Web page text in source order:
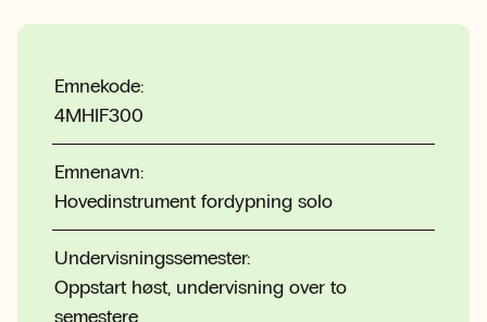
Emnekode:
4MHIF300
Emnenavn:
Hovedinstrument fordypning solo
Undervisningssemester:
Oppstart høst, undervisning over to
semestere